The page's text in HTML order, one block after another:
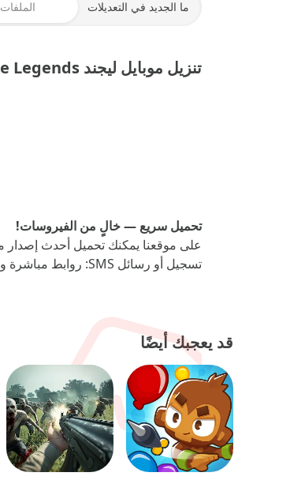
ما الجديد في التعديلات الملفات
تنزيل موبايل ليجند Mobile Legends مهكرة سكنات 2026 للاندرويد
تحميل سريع — خالٍ من الفيروسات!
تسجيل أو رسائل SMS: روابط مباشرة وملفات موثوقة!
قد يعجبك أيضًا